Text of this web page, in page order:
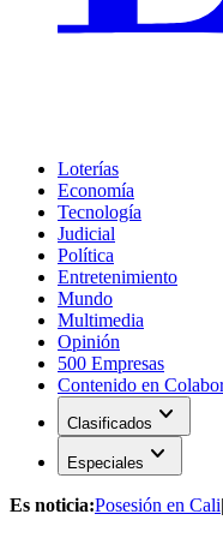
Loterías
Economía
Tecnología
Judicial
Política
Entretenimiento
Mundo
Multimedia
Opinión
500 Empresas
Contenido en
Clasificados expand_more
Especiales expand_more
Es noticia:Posesión en Cali|